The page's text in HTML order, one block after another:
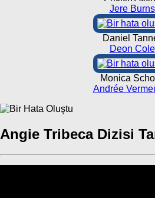
Jere Burns
Daniel
Deon Cole
Monica
Andrée
Angie Tribeca Dizisi